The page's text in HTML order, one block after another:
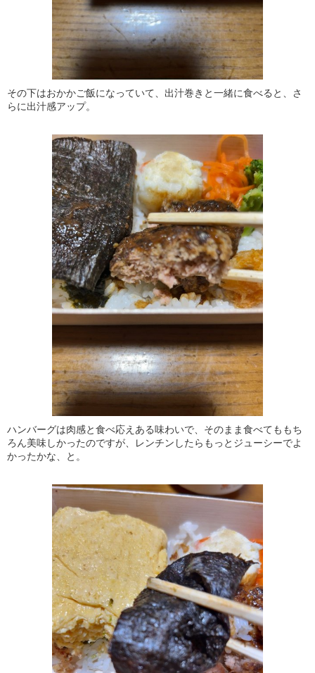
その下はおかかご飯になっていて、出汁巻きと一緒に食べると、さ
らに出汁感アップ。
ハンバーグは肉感と食べ応えある味わいで、そのまま食べてももち
ろん美味しかったのですが、レンチンしたらもっとジューシーでよ
かったかな、と。